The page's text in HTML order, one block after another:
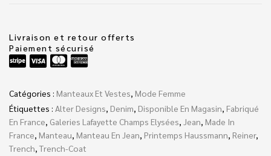
Livraison et retour offerts
Paiement sécurisé
Catégories : Manteaux Et Vestes Mode Femme
Étiquettes : Alter Designs Denim Disponible En Magasin Fabriqué
En France Galeries Lafayette Champs Elysées Jean Made In
France Manteau Manteau En Jean Printemps Haussmann Reiner,
Trench Trench-Coat